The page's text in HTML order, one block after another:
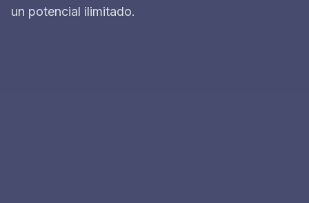
un potencial ilimitado.